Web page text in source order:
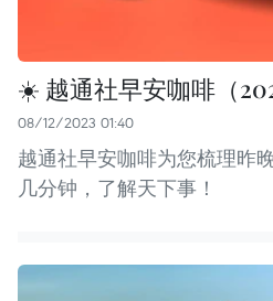
☀️ 越通社早安咖啡（
08/12/2023 01:40
越通社早安咖啡为您梳理昨
几分钟，了解天下事！